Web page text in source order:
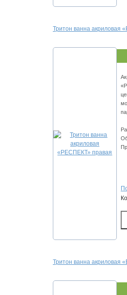
Тритон ванна акриловая
Тритон ванна акриловая